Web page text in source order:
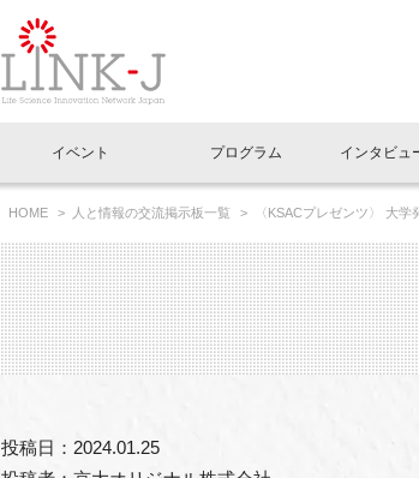
イベントお知らせメール登録
イベント
イベント一覧
LINK-J主催・共催 特別会員開催
LINK-J協賛・協力 出展・参加
プログラム
Out of Box相談室
インタビュ
インタビュー・コラム一覧
スペシャルインタビュー
連載コラム
ニュース一覧
トピック プレスリリース
メディア情報 海外関連
協賛・協力
理事長挨拶
国内外連携
組織概要
特別会員一覧
専用メニューはこちら
ラウンジ・会議室
アクセス
HOME 人と情報の交流掲示板一覧 〈KSACプレゼンツ〉 大
投稿日：2024.01.25